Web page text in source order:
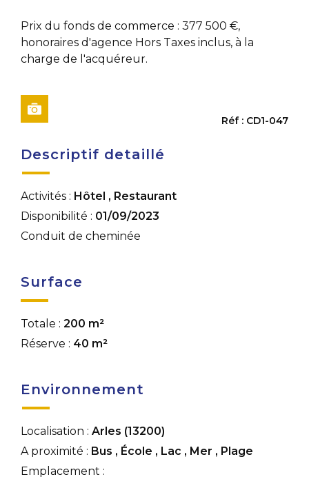
Prix du fonds de commerce : 377 500 €,
honoraires d'agence Hors Taxes inclus, à la
charge de l'acquéreur.
Réf : CD1-047
Descriptif detaillé
Activités : Hôtel , Restaurant
Disponibilité : 01/09/2023
Conduit de cheminée
Surface
Totale : 200 m²
Réserve : 40 m²
Environnement
Localisation : Arles (13200)
A proximité : Bus , École , Lac , Mer , Plage
Emplacement :